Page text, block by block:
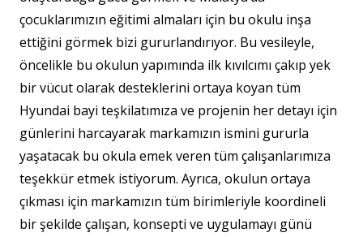
çocuklarımızın eğitimi almaları için bu okulu inşa
ettiğini görmek bizi gururlandırıyor. Bu vesileyle,
öncelikle bu okulun yapımında ilk kıvılcımı çakıp yek
bir vücut olarak desteklerini ortaya koyan tüm
Hyundai bayi teşkilatımıza ve projenin her detayı için
günlerini harcayarak markamızın ismini gururla
yaşatacak bu okula emek veren tüm çalışanlarımıza
teşekkür etmek istiyorum. Ayrıca, okulun ortaya
çıkması için markamızın tüm birimleriyle koordineli
bir şekilde çalışan, konsepti ve uygulamayı günü